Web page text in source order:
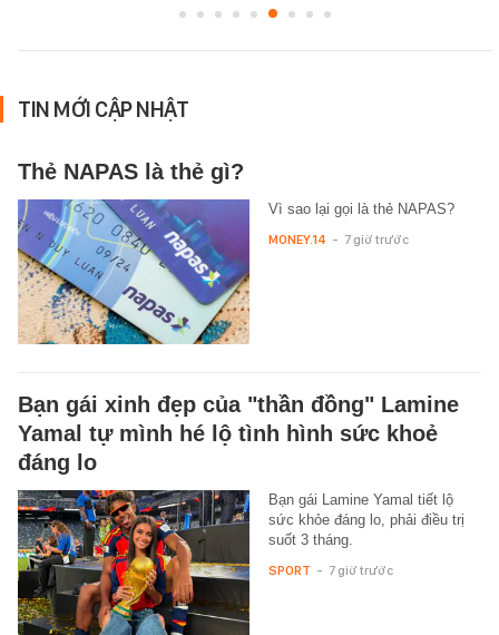
TIN MỚI CẬP NHẬT
Thẻ NAPAS là thẻ gì?
Vì sao lại gọi là thẻ NAPAS?
MONEY.14 - 7 giờ trước
Bạn gái xinh đẹp của "thần đồng" Lamine
Yamal tự mình hé lộ tình hình sức khoẻ
đáng lo
Bạn gái Lamine Yamal tiết lộ
sức khỏe đáng lo, phải điều trị
suốt 3 tháng.
SPORT - 7 giờ trước